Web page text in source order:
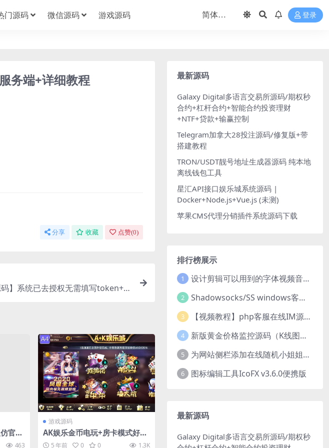
门源码 微信源码 游戏源码 登录
务端+详细教程
分享 收藏 点赞(0)
码】系统已去授权无需填写token+半
官一
程 463
游戏源码
AK娱乐金币电玩+房卡模式好友
约局游戏完整版
5 年前 0 0 1.3K
最新源码
Galaxy Digital多语言交易所源码/期权秒
合约+杠杆合约+智能合约投资理财
+NTF+贷款+输赢控制
Telegram加拿大28投注源码/修复版+带
搭建教程
TRON/USDT靓号地址生成器源码 纯本地
离线钱包工具
星汇API接口娱乐城系统源码 |
Docker+Node.js+Vue.js (未测)
苹果CMS代理分销插件系统源码下载
排行榜展示
1 设计剪辑可以用到的字体视频音乐音效素材
2 Shadowsocks/SS windows客户端下载
3 【视频教程】php客服在线IM源码 网页在线客服软件代码
4 新版黄金价格监控源码（K线图模块，黄金舆情模块，AI智能客服源码）
5 为网站侧栏添加在线随机小姐姐视频小功能源码
6 图标编辑工具IcoFX v3.6.0便携版
最新源码
Galaxy Digital多语言交易所源码/期权秒